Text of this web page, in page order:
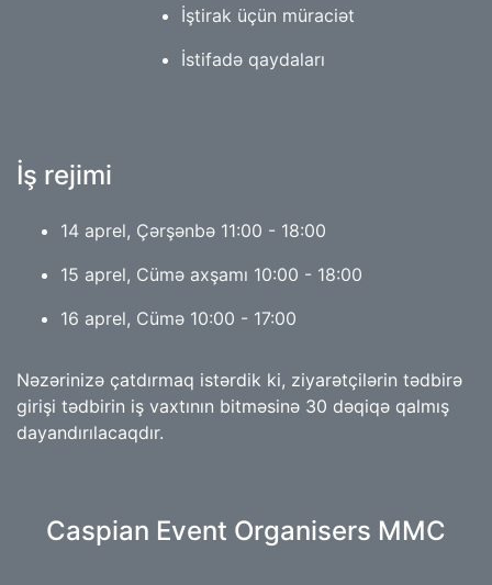
İştirak üçün müraciət
İstifadə qaydaları
İş rejimi
14 aprel, Çərşənbə 11:00 - 18:00
15 aprel, Cümə axşamı 10:00 - 18:00
16 aprel, Cümə 10:00 - 17:00
Nəzərinizə çatdırmaq istərdik ki, ziyarətçilərin tədbirə
girişi tədbirin iş vaxtının bitməsinə 30 dəqiqə qalmış
dayandırılacaqdır.
Caspian Event Organisers MMC